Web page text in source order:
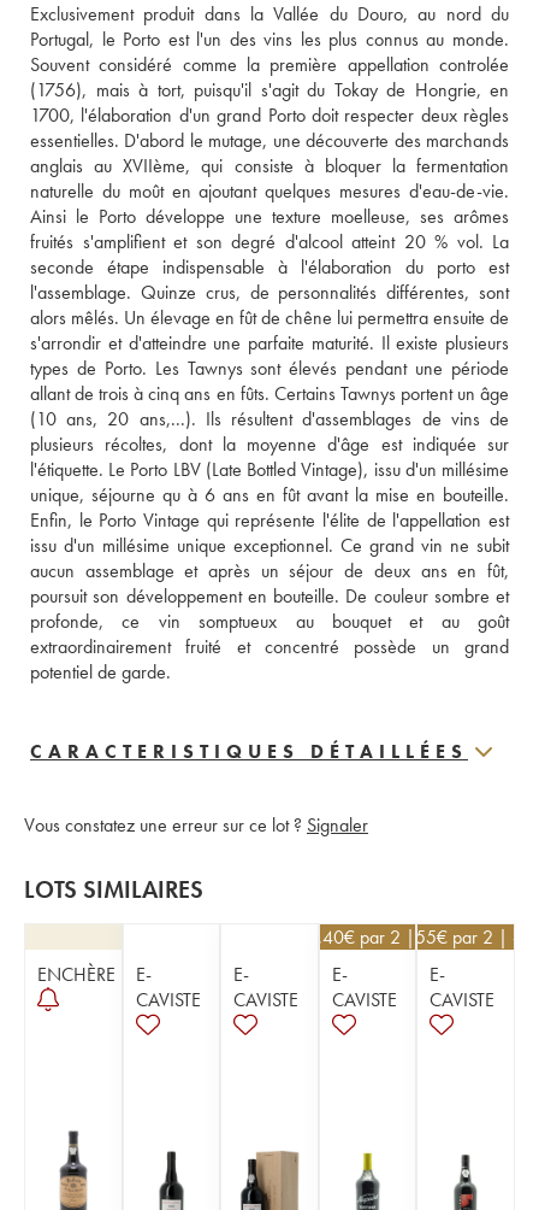
Exclusivement produit dans la Vallée du Douro, au nord du
Portugal, le Porto est l'un des vins les plus connus au monde.
Souvent considéré comme la première appellation controlée
(1756), mais à tort, puisqu'il s'agit du Tokay de Hongrie, en
1700, l'élaboration d'un grand Porto doit respecter deux règles
essentielles. D'abord le mutage, une découverte des marchands
anglais au XVIIème, qui consiste à bloquer la fermentation
naturelle du moût en ajoutant quelques mesures d'eau-de-vie.
Ainsi le Porto développe une texture moelleuse, ses arômes
fruités s'amplifient et son degré d'alcool atteint 20 % vol. La
seconde étape indispensable à l'élaboration du porto est
l'assemblage. Quinze crus, de personnalités différentes, sont
alors mêlés. Un élevage en fût de chêne lui permettra ensuite de
s'arrondir et d'atteindre une parfaite maturité. Il existe plusieurs
types de Porto. Les Tawnys sont élevés pendant une période
allant de trois à cinq ans en fûts. Certains Tawnys portent un âge
(10 ans, 20 ans,...). Ils résultent d'assemblages de vins de
plusieurs récoltes, dont la moyenne d'âge est indiquée sur
l'étiquette. Le Porto LBV (Late Bottled Vintage), issu d'un millésime
unique, séjourne qu à 6 ans en fût avant la mise en bouteille.
Enfin, le Porto Vintage qui représente l'élite de l'appellation est
issu d'un millésime unique exceptionnel. Ce grand vin ne subit
aucun assemblage et après un séjour de deux ans en fût,
poursuit son développement en bouteille. De couleur sombre et
profonde, ce vin somptueux au bouquet et au goût
extraordinairement fruité et concentré possède un grand
potentiel de garde.
CARACTERISTIQUES DÉTAILLÉES
Vous constatez une erreur sur ce lot ? Signaler
LOTS SIMILAIRES
ENCHÈRE
E-
CAVISTE
E-
CAVISTE
106,40€ par 2 | -5%
E-
CAVISTE
65,55€ par 2 | -
E-
CAVISTE